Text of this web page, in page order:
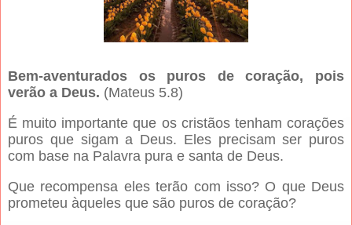
Bem-aventurados os puros de coração, pois
verão a Deus. (Mateus 5.8)
É muito importante que os cristãos tenham corações
puros que sigam a Deus. Eles precisam ser puros
com base na Palavra pura e santa de Deus.
Que recompensa eles terão com isso? O que Deus
prometeu àqueles que são puros de coração?